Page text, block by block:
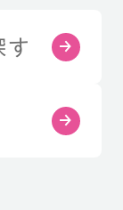
す